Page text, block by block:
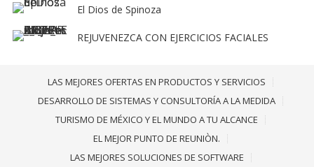
El Dios de Spinoza
REJUVENEZCA CON EJERCICIOS FACIALES
LAS MEJORES OFERTAS EN PRODUCTOS Y SERVICIOS
DESARROLLO DE SISTEMAS Y CONSULTORÍA A LA MEDIDA
TURISMO DE MÉXICO Y EL MUNDO A TU ALCANCE
EL MEJOR PUNTO DE REUNIÒN.
LAS MEJORES SOLUCIONES DE SOFTWARE